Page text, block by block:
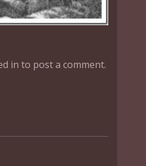
in to post a comment.